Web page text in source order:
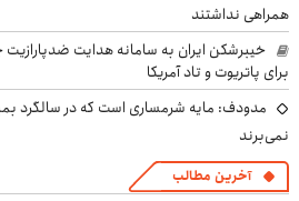
همراهی نداشتند
خیبرشکن ایران به سامانه هدایت
برای پاتریوت و تاد آمریکا
مدودف: مایه شرمساری است که در سالگرد
نمی‌برند
آخرین مطالب